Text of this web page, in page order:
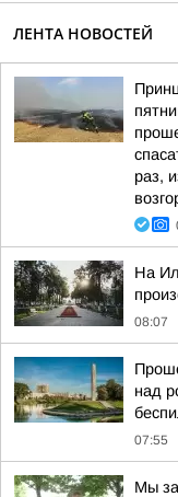
ЛЕНТА НОВОСТЕЙ
раз,
На
08:07
над
07:55
Мы за